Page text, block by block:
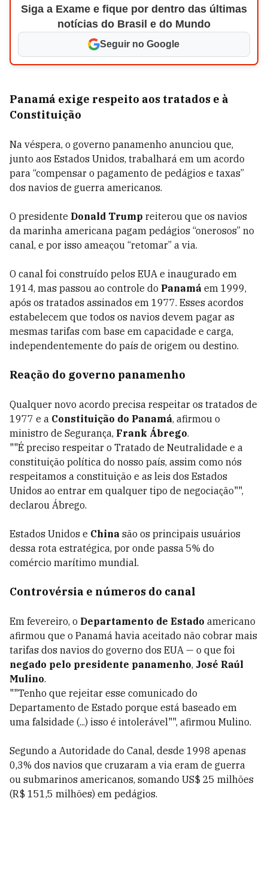
Siga a Exame e fique por dentro das últimas
notícias do Brasil e do Mundo
Seguir no Google
Panamá exige respeito aos tratados e à
Constituição
Na véspera, o governo panamenho anunciou que,
junto aos Estados Unidos, trabalhará em um acordo
para “compensar o pagamento de pedágios e taxas”
dos navios de guerra americanos.
O presidente Donald Trump reiterou que os navios
da marinha americana pagam pedágios “onerosos” no
canal, e por isso ameaçou “retomar” a via.
O canal foi construído pelos EUA e inaugurado em
1914, mas passou ao controle do Panamá em 1999,
após os tratados assinados em 1977. Esses acordos
estabelecem que todos os navios devem pagar as
mesmas tarifas com base em capacidade e carga,
independentemente do país de origem ou destino.
Reação do governo panamenho
Qualquer novo acordo precisa respeitar os tratados de
1977 e a Constituição do Panamá, afirmou o
ministro de Segurança, Frank Ábrego.
""É preciso respeitar o Tratado de Neutralidade e a
constituição política do nosso país, assim como nós
respeitamos a constituição e as leis dos Estados
Unidos ao entrar em qualquer tipo de negociação"",
declarou Ábrego.
Estados Unidos e China são os principais usuários
dessa rota estratégica, por onde passa 5% do
comércio marítimo mundial.
Controvérsia e números do canal
Em fevereiro, o Departamento de Estado americano
afirmou que o Panamá havia aceitado não cobrar mais
tarifas dos navios do governo dos EUA — o que foi
negado pelo presidente panamenho, José Raúl
Mulino.
""Tenho que rejeitar esse comunicado do
Departamento de Estado porque está baseado em
uma falsidade (...) isso é intolerável"", afirmou Mulino.
Segundo a Autoridade do Canal, desde 1998 apenas
0,3% dos navios que cruzaram a via eram de guerra
ou submarinos americanos, somando US$ 25 milhões
(R$ 151,5 milhões) em pedágios.